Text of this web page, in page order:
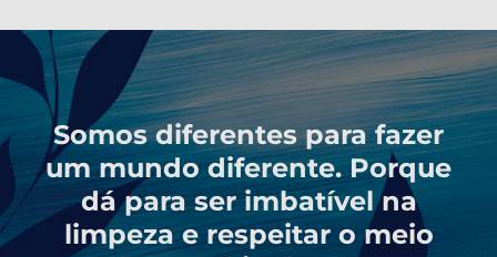
Somos diferentes para fazer
um mundo diferente. Porque
dá para ser imbatível na
limpeza e respeitar o meio